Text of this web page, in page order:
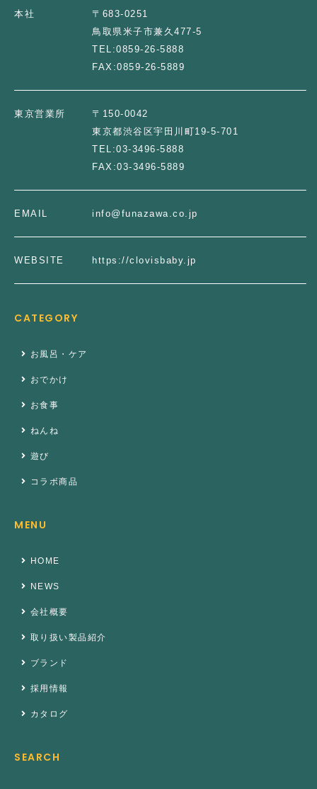
本社
〒683-0251
鳥取県米子市兼久477-5
TEL:0859-26-5888
FAX:0859-26-5889
東京営業所
〒150-0042
東京都渋谷区宇田川町19-5-701
TEL:03-3496-5888
FAX:03-3496-5889
EMAIL info@funazawa.co.jp
WEBSITE https://clovisbaby.jp
CATEGORY
お風呂・ケア
おでかけ
お食事
ねんね
遊び
コラボ商品
MENU
HOME
NEWS
会社概要
取り扱い製品紹介
ブランド
採用情報
カタログ
SEARCH